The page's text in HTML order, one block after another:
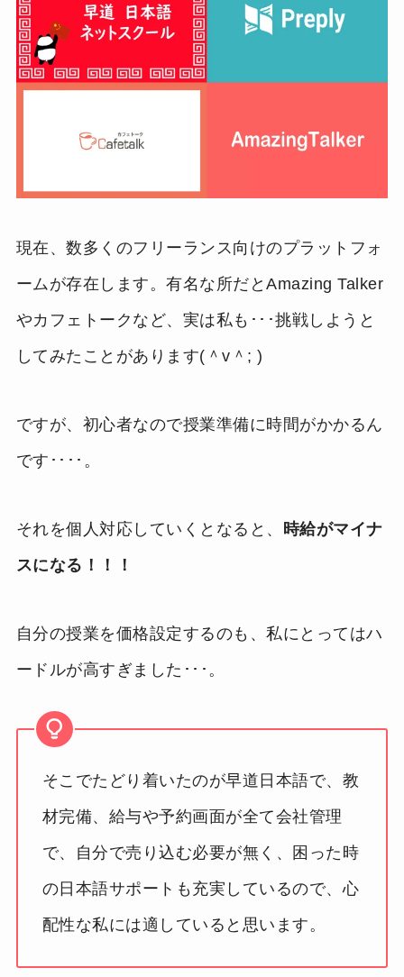
現在、数多くのフリーランス向けのプラットフォ
ームが存在します。有名な所だとAmazing Talker
やカフェトークなど、実は私も･･･挑戦しようと
してみたことがあります(＾v＾; )
ですが、初心者なので授業準備に時間がかかるん
です････。
それを個人対応していくとなると、 時給がマイナ
スになる！！！
自分の授業を価格設定するのも、私にとってはハ
ードルが高すぎました･･･。
そこでたどり着いたのが早道日本語で、教
材完備、給与や予約画面が全て会社管理
で、自分で売り込む必要が無く、困った時
の日本語サポートも充実しているので、心
配性な私には適していると思います。